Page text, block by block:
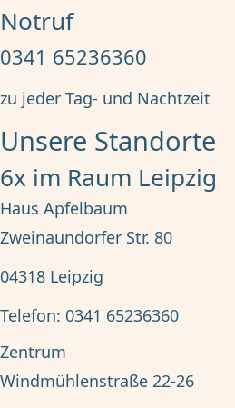
Notruf
0341 65236360
zu jeder Tag- und Nachtzeit
Unsere Standorte
6x im Raum Leipzig
Haus Apfelbaum
Zweinaundorfer Str. 80
04318 Leipzig
Telefon: 0341 65236360
Zentrum
Windmühlenstraße 22-26